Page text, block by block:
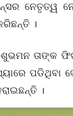
ନେତୃତ୍ୱ
।
ତାଙ୍କ
ପଡିଥିବା
।